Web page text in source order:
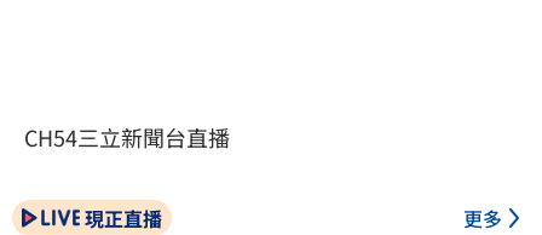
CH54三立新聞台直播
現正直播 更多